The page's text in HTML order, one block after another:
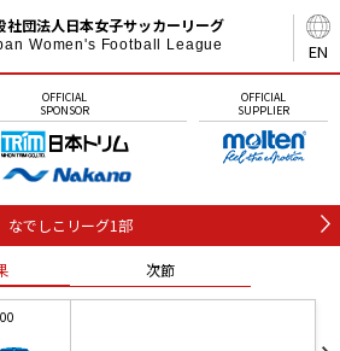
EN
社団法人日本女子サッカーリーグ
Women's Football League
OFFICIAL
SPONSOR
OFFICIAL
SUPPLIER
なでしこリーグ1部
次節